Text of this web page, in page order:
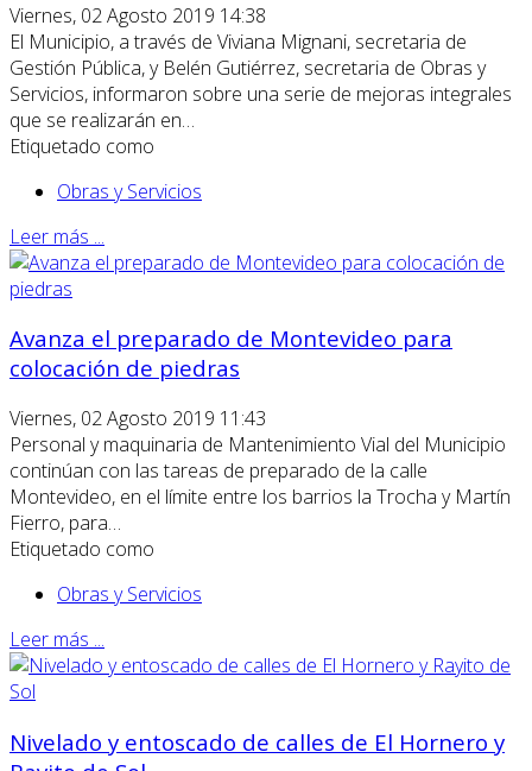
Viernes, 02 Agosto 2019 14:38
El Municipio, a través de Viviana Mignani, secretaria de
Gestión Pública, y Belén Gutiérrez, secretaria de Obras y
Servicios, informaron sobre una serie de mejoras integrales
que se realizarán en…
Etiquetado como
Obras y Servicios
Leer más ...
Avanza el preparado de Montevideo para
colocación de piedras
Viernes, 02 Agosto 2019 11:43
Personal y maquinaria de Mantenimiento Vial del Municipio
continúan con las tareas de preparado de la calle
Montevideo, en el límite entre los barrios la Trocha y Martín
Fierro, para…
Etiquetado como
Obras y Servicios
Leer más ...
Nivelado y entoscado de calles de El Hornero y